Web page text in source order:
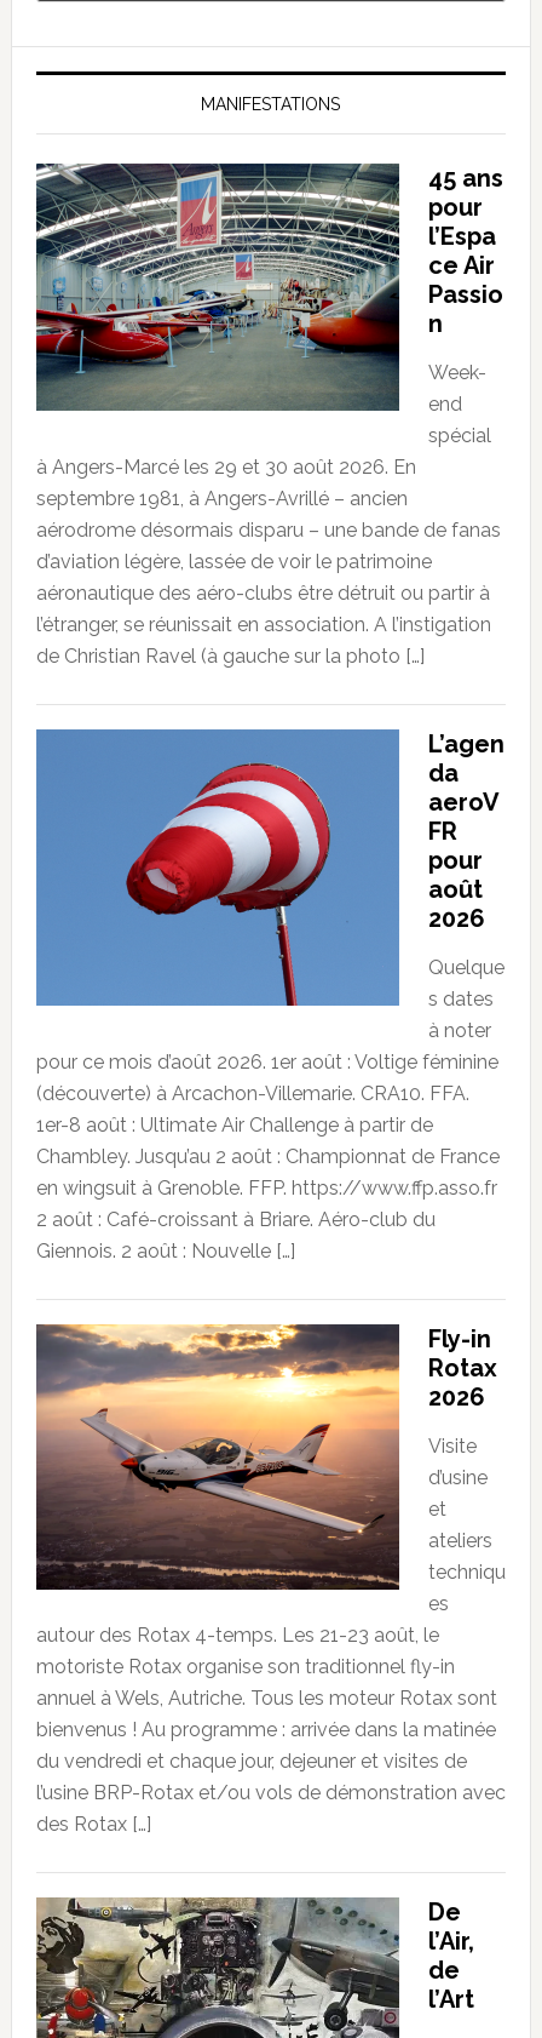
MANIFESTATIONS
45 ans
pour
l’Espa
ce Air
Passio
n
Week-
end
spécial
à Angers-Marcé les 29 et 30 août 2026. En
septembre 1981, à Angers-Avrillé – ancien
aérodrome désormais disparu – une bande de fanas
d’aviation légère, lassée de voir le patrimoine
aéronautique des aéro-clubs être détruit ou partir à
l’étranger, se réunissait en association. A l’instigation
de Christian Ravel (à gauche sur la photo […]
L’agen
da
aeroV
FR
pour
août
2026
Quelque
s dates
à noter
pour ce mois d’août 2026. 1er août : Voltige féminine
(découverte) à Arcachon-Villemarie. CRA10. FFA.
1er-8 août : Ultimate Air Challenge à partir de
Chambley. Jusqu’au 2 août : Championnat de France
en wingsuit à Grenoble. FFP. https://www.ffp.asso.fr
2 août : Café-croissant à Briare. Aéro-club du
Giennois. 2 août : Nouvelle […]
Fly-in
Rotax
2026
Visite
d’usine
et
ateliers
techniqu
es
autour des Rotax 4-temps. Les 21-23 août, le
motoriste Rotax organise son traditionnel fly-in
annuel à Wels, Autriche. Tous les moteur Rotax sont
bienvenus ! Au programme : arrivée dans la matinée
du vendredi et chaque jour, dejeuner et visites de
l’usine BRP-Rotax et/ou vols de démonstration avec
des Rotax […]
De
l’Air,
de
l’Art